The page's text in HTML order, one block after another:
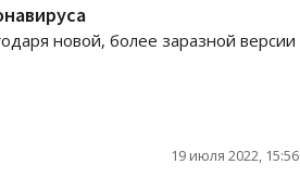
новой, более заразной версии
19 июля 2022, 15:56